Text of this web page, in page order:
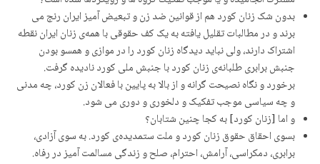
بدون شک زنان کورد هم از قوانین ضد زن و تبعیض آمیز ایران رنج می
برند و در مطالبات تقلیل یافتە بە یک کف حقوقی با همەی زنان ایران نقطە
اشتراک دارند، ولی نباید دیدگاه زنان کورد را در موازی و همسو بودن
جنبش برابری طلبانەی زنان کورد با جنبش ملی کورد نادیدە گرفت.
برخورد و نگاه نصیحت گرانە و از بالا بە پایین با فعالان زن کورد، چە مدنی
و چە سیاسی موجب تفکیک و دلخوری و دوری می شود.
و اما [زنان کورد] بە کجا چنین شتابان؟
بسوی احقاق حقوق زنان کورد و ملت ستمدیدەی کورد. به سوی آزادی،
برابری، دمکراسی، آرامش، احترام، صلح و زندگی مسالمت آمیز در رفاه.